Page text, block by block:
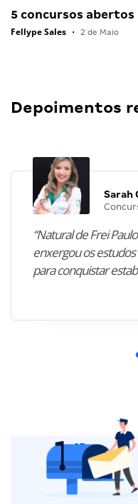
5 concursos
Fellype Sales • 2 de Maio
Depoimentos
Sarah
“Natural de Frei
enxergou os
para conquistar